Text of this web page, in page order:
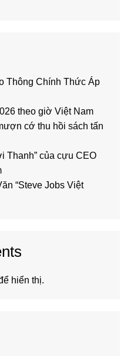
Thông Chính Thức Áp
theo giờ Việt Nam
cớ thu hồi sách tấn
Thanh” của cựu CEO
“Steve Jobs Việt
hiển thị.